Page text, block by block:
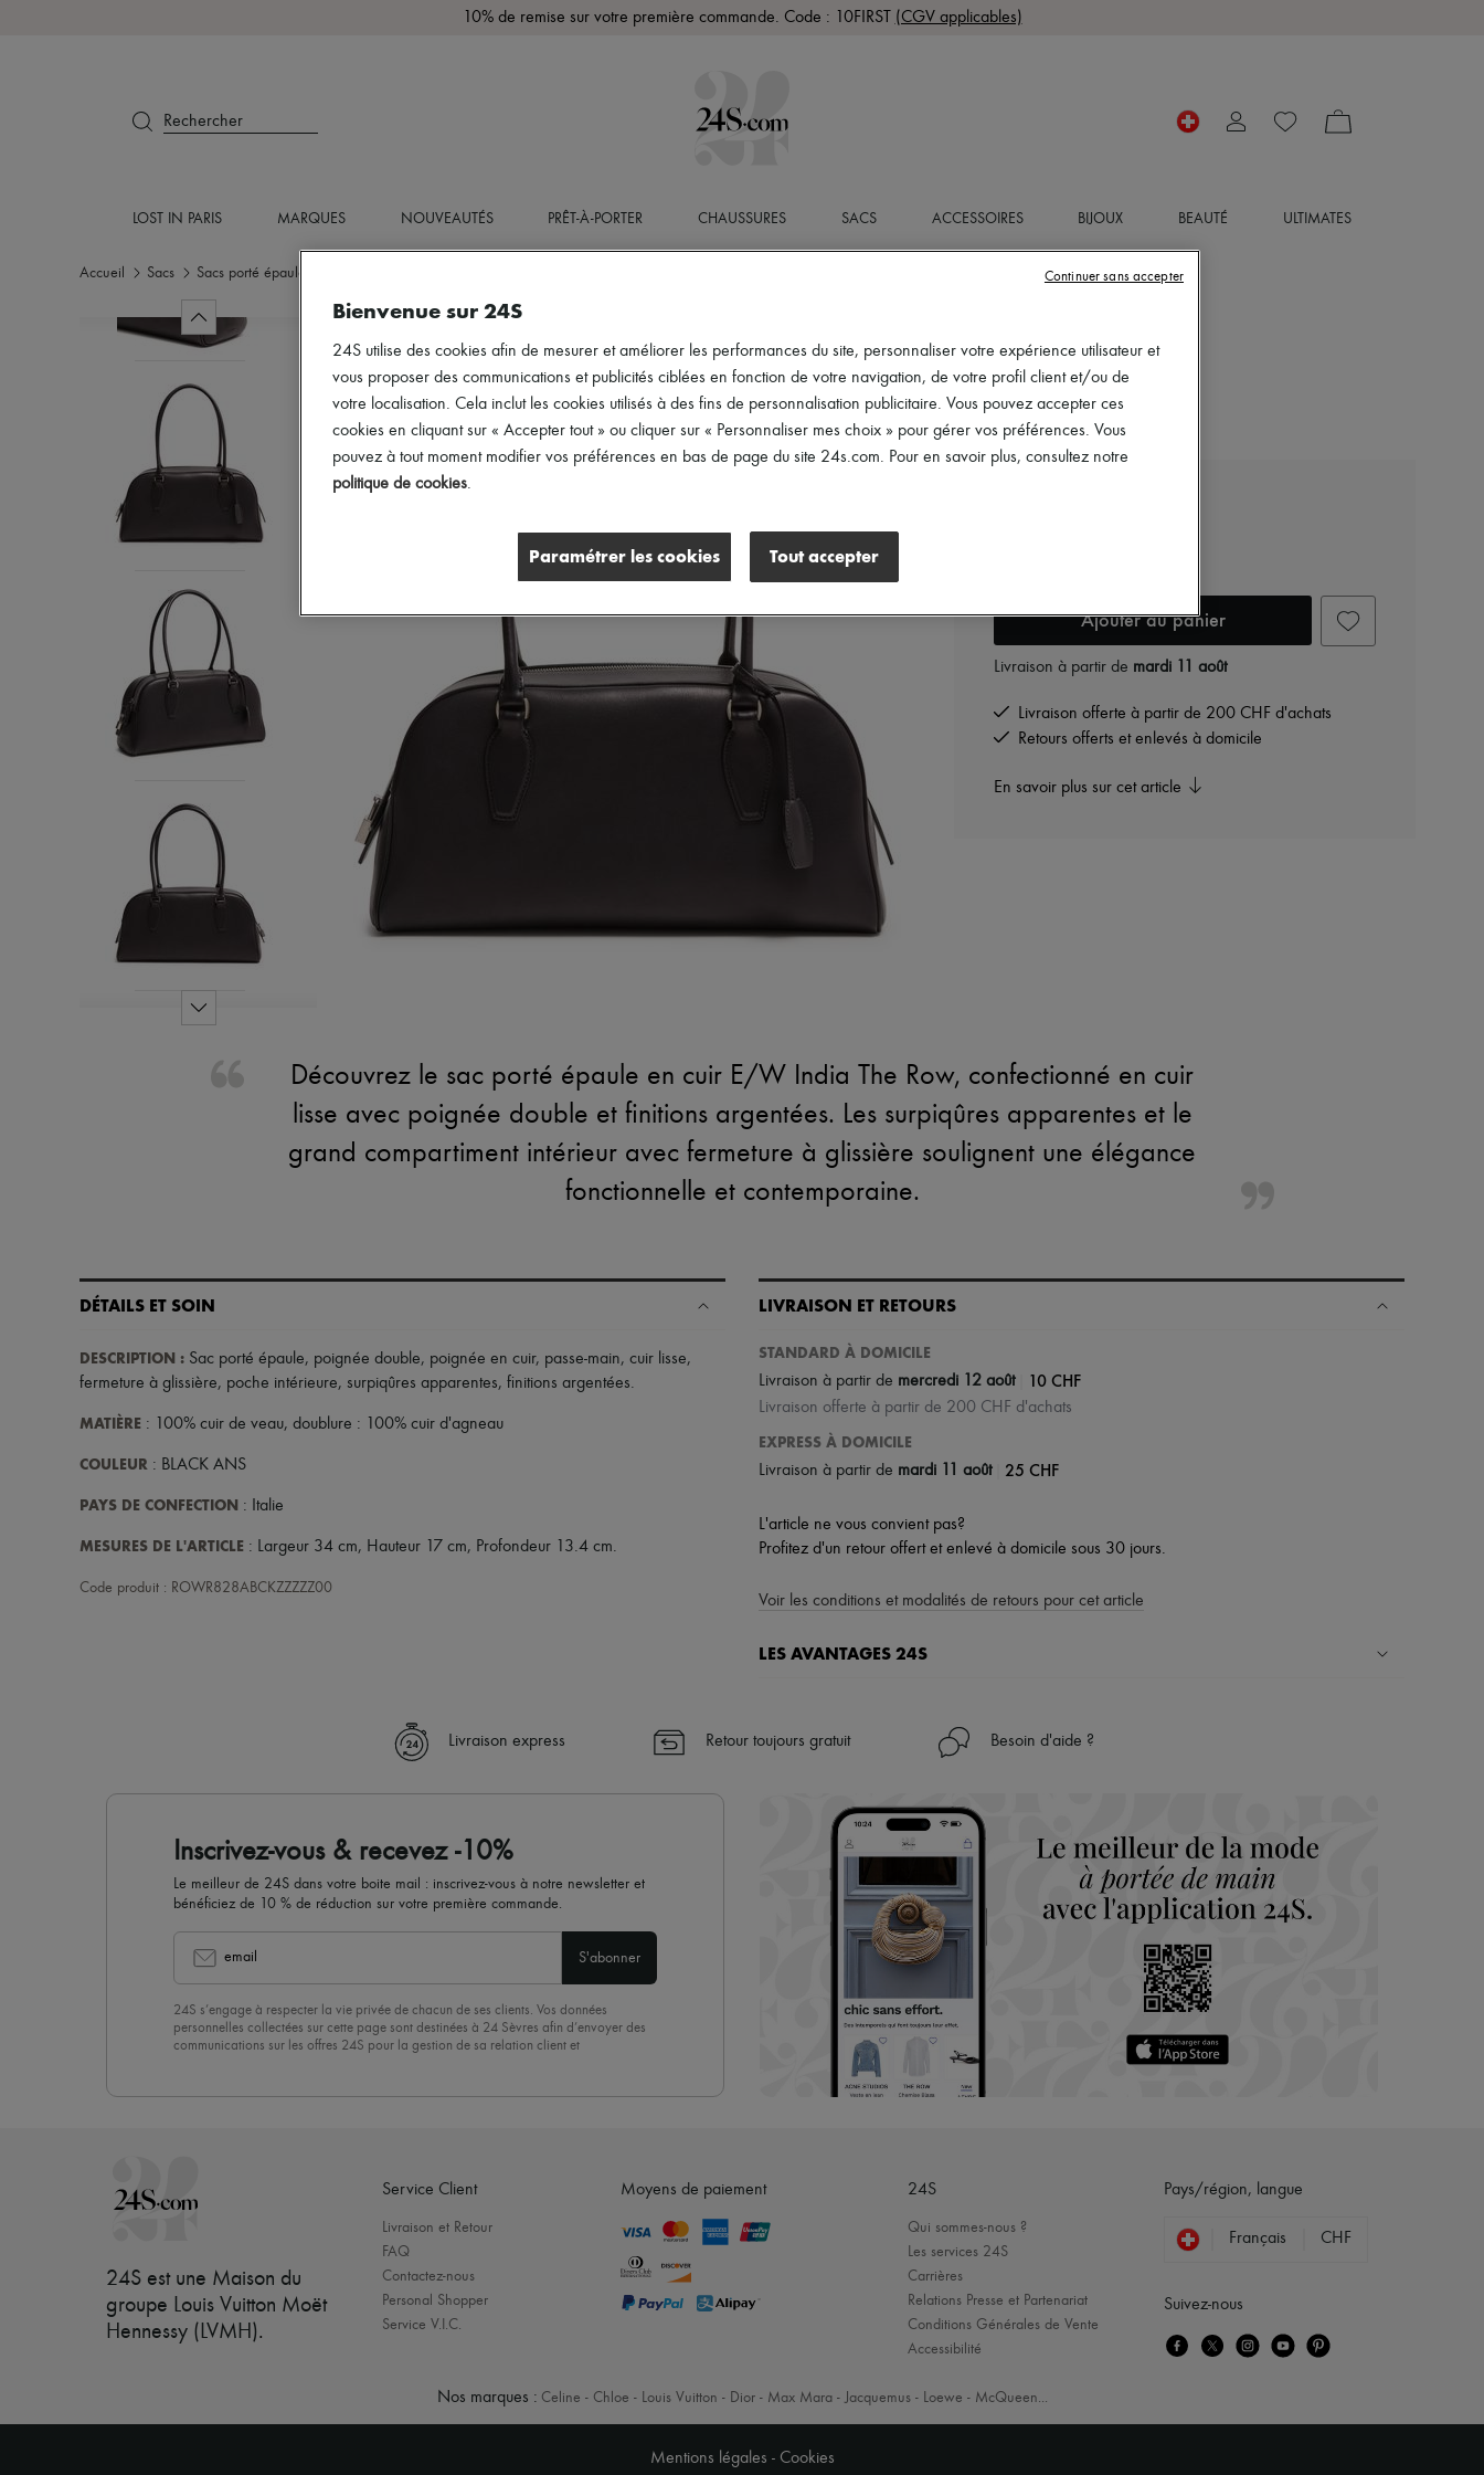
10% de remise sur votre première commande. Code : 10FIRST (CGV applicables)
Rechercher
LOST IN PARIS MARQUES NOUVEAUTÉS PRÊT-À-PORTER CHAUSSURES SACS ACCESSOIRES BIJOUX BEAUTÉ ULTIMATES
Accueil Sacs Sacs porté épaule
Ajouter au panier
Livraison à partir de mardi 11 août
Livraison offerte à partir de 200 CHF d'achats
Retours offerts et enlevés à domicile
En savoir plus sur cet article
Découvrez le sac porté épaule en cuir E/W India The Row, confectionné en cuir
lisse avec poignée double et finitions argentées. Les surpiqûres apparentes et le
grand compartiment intérieur avec fermeture à glissière soulignent une élégance
fonctionnelle et contemporaine.
DÉTAILS ET SOIN
DESCRIPTION : Sac porté épaule, poignée double, poignée en cuir, passe-main, cuir lisse,
fermeture à glissière, poche intérieure, surpiqûres apparentes, finitions argentées.
MATIÈRE : 100% cuir de veau, doublure : 100% cuir d'agneau
COULEUR : BLACK ANS
PAYS DE CONFECTION : Italie
MESURES DE L'ARTICLE : Largeur 34 cm, Hauteur 17 cm, Profondeur 13.4 cm.
Code produit : ROWR828ABCKZZZZZ00
LIVRAISON ET RETOURS
STANDARD À DOMICILE
Livraison à partir de mercredi 12 août 10 CHF
Livraison offerte à partir de 200 CHF d'achats
EXPRESS À DOMICILE
Livraison à partir de mardi 11 août 25 CHF
L'article ne vous convient pas?
Profitez d'un retour offert et enlevé à domicile sous 30 jours.
Voir les conditions et modalités de retours pour cet article
LES AVANTAGES 24S
✓ Bénéficiez de la livraison express dans plus de 100 pays
✓ Soyez libre de changer d’avis, les retours sont toujours offerts
En savoir plus sur 24S, une maison du groupe LVMH
Livraison express Retour toujours gratuit Besoin d'aide ?
Inscrivez-vous & recevez -10%
Le meilleur de 24S dans votre boite mail : inscrivez-vous à notre newsletter et
bénéficiez de 10 % de réduction sur votre première commande.
email S'abonner
24S s’engage à respecter la vie privée de chacun de ses clients. Vos données
personnelles collectées sur cette page sont destinées à 24 Sèvres afin d’envoyer des
communications sur les offres 24S pour la gestion de sa relation client et
désinscrire » en bas de page de nos emails.
24S est une Maison du
groupe Louis Vuitton Moët
Hennessy (LVMH).
Service Client
Livraison et Retour
FAQ
Contactez-nous
Personal Shopper
Service V.I.C.
Moyens de paiement 24S
Qui sommes-nous ?
Les services 24S
Carrières
Relations Presse et Partenariat
Conditions Générales de Vente
Accessibilité
Pays/région, langue
Français CHF
Suivez-nous
Nos marques : Celine - Chloe - Louis Vuitton - Dior- Max Mara- Jacquemus- Loewe - McQueen...
Mentions légales - Cookies
Bienvenue sur 24S
24S utilise des cookies afin de mesurer et améliorer les performances du site, personnaliser votre expérience utilisateur et
vous proposer des communications et publicités ciblées en fonction de votre navigation, de votre profil client et/ou de
votre localisation. Cela inclut les cookies utilisés à des fins de personnalisation publicitaire. Vous pouvez accepter ces
cookies en cliquant sur « Accepter tout » ou cliquer sur « Personnaliser mes choix » pour gérer vos préférences. Vous
pouvez à tout moment modifier vos préférences en bas de page du site 24s.com. Pour en savoir plus, consultez notre
politique de cookies.
Paramétrer les cookies Tout accepter
Continuer sans accepter